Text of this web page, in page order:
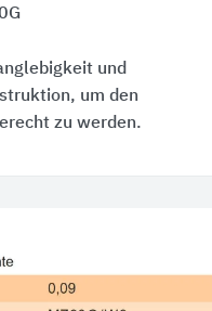
und
um den
zu werden.